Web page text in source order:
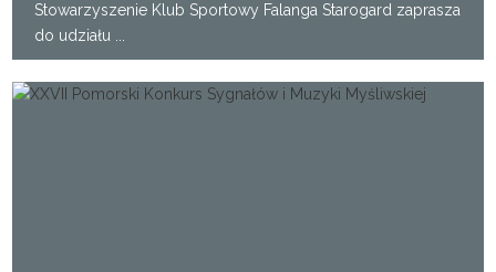
Stowarzyszenie Klub Sportowy Falanga Starogard zaprasza
do udziału ...